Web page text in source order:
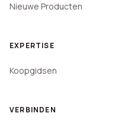
Nieuwe Producten
EXPERTISE
Koopgidsen
VERBINDEN